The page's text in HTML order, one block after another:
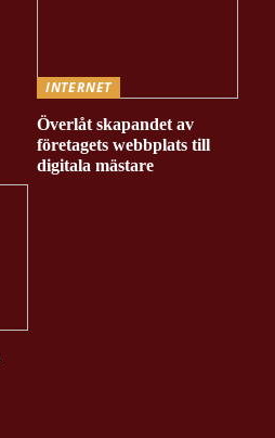
INTERNET
Överlåt skapandet av
företagets webbplats till
digitala mästare